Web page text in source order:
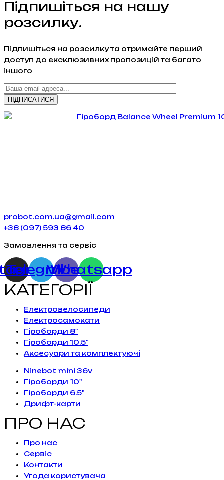
Підпишіться на нашу
розсилку.
Підпишіться на розсилку та отримайте перший
доступ до ексклюзивних пропозицій та багато
іншого
probot.com.ua@gmail.com
+38 (097) 593 86 40
Замовлення та сервіс
Telegram
Viber
Whatsapp
КАТЕГОРІЇ
Електровелосипеди
Електросамокати
Гіроборди 8"
Гіроборди 10.5"
Аксесуари та комплектуючі
Ninebot mini 36v
Гіроборди 10"
Гіроборди 6.5"
Дрифт-карти
ПРО НАС
Про нас
Сервiс
Контакти
Угода користувача